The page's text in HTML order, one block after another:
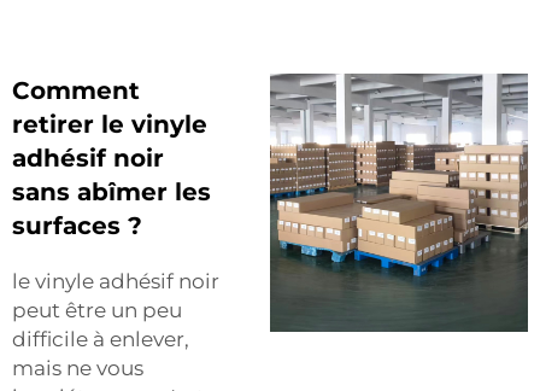
Comment
retirer le vinyle
adhésif noir
sans abîmer les
surfaces ?
le vinyle adhésif noir
peut être un peu
difficile à enlever,
mais ne vous